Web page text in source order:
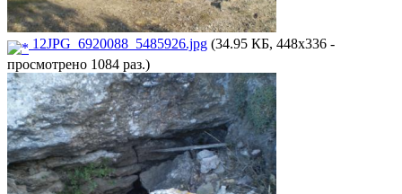
12JPG_6920088_5485926.jpg (34.95 КБ, 448x336 -
просмотрено 1084 раз.)